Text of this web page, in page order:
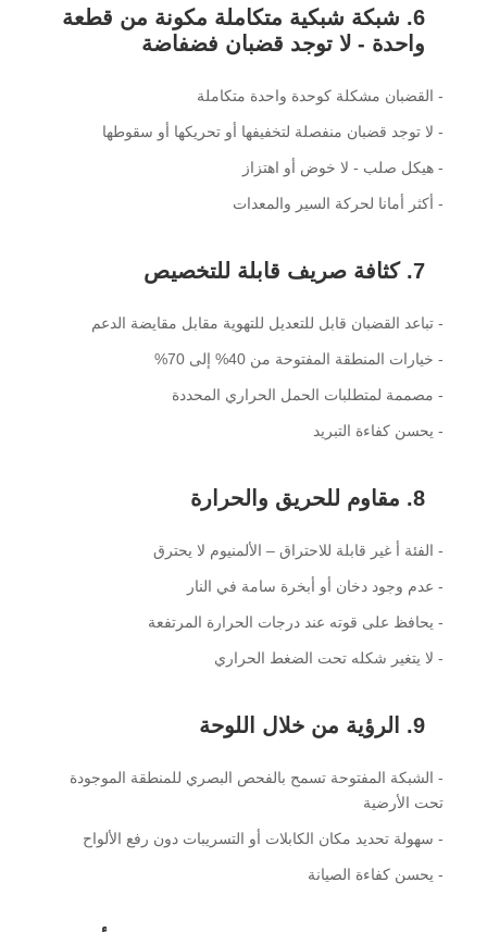
6. شبكة شبكية متكاملة مكونة من قطعة
واحدة - لا توجد قضبان فضفاضة
- القضبان مشكلة كوحدة واحدة متكاملة
- لا توجد قضبان منفصلة لتخفيفها أو تحريكها أو سقوطها
- هيكل صلب - لا خوض أو اهتزاز
- أكثر أمانا لحركة السير والمعدات
7. كثافة صريف قابلة للتخصيص
- تباعد القضبان قابل للتعديل للتهوية مقابل مقايضة الدعم
- خيارات المنطقة المفتوحة من 40% إلى 70%
- مصممة لمتطلبات الحمل الحراري المحددة
- يحسن كفاءة التبريد
8. مقاوم للحريق والحرارة
- الفئة أ غير قابلة للاحتراق – الألمنيوم لا يحترق
- عدم وجود دخان أو أبخرة سامة في النار
- يحافظ على قوته عند درجات الحرارة المرتفعة
- لا يتغير شكله تحت الضغط الحراري
9. الرؤية من خلال اللوحة
- الشبكة المفتوحة تسمح بالفحص البصري للمنطقة الموجودة
تحت الأرضية
- سهولة تحديد مكان الكابلات أو التسريبات دون رفع الألواح
- يحسن كفاءة الصيانة